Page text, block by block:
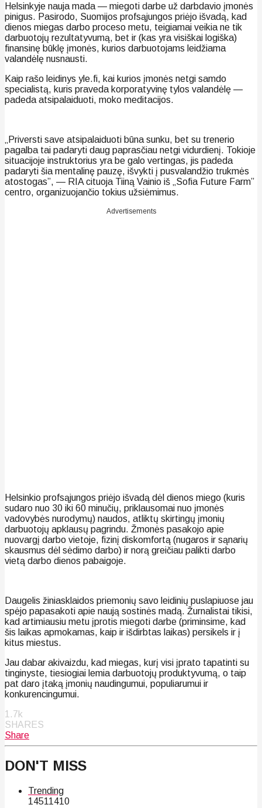
Helsinkyje nauja mada — miegoti darbe už darbdavio įmonės
pinigus. Pasirodo, Suomijos profsąjungos priėjo išvadą, kad
dienos miegas darbo proceso metu, teigiamai veikia ne tik
darbuotojų rezultatyvumą, bet ir (kas yra visiškai logiška)
finansinę būklę įmonės, kurios darbuotojams leidžiama
valandėlę nusnausti.
Kaip rašo leidinys yle.fi, kai kurios įmonės netgi samdo
specialistą, kuris praveda korporatyvinę tylos valandėlę —
padeda atsipalaiduoti, moko meditacijos.
„Priversti save atsipalaiduoti būna sunku, bet su trenerio
pagalba tai padaryti daug paprasčiau netgi vidurdienį. Tokioje
situacijoje instruktorius yra be galo vertingas, jis padeda
padaryti šia mentalinę pauzę, išvykti į pusvalandžio trukmės
atostogas”, — RIA cituoja Tiiną Vainio iš „Sofia Future Farm”
centro, organizuojančio tokius užsiėmimus.
Advertisements
Helsinkio profsąjungos priėjo išvadą dėl dienos miego (kuris
sudaro nuo 30 iki 60 minučių, priklausomai nuo įmonės
vadovybės nurodymų) naudos, atliktų skirtingų įmonių
darbuotojų apklausų pagrindu. Žmonės pasakojo apie
nuovargį darbo vietoje, fizinį diskomfortą (nugaros ir sąnarių
skausmus dėl sėdimo darbo) ir norą greičiau palikti darbo
vietą darbo dienos pabaigoje.
Daugelis žiniasklaidos priemonių savo leidinių puslapiuose jau
spėjo papasakoti apie naują sostinės madą. Žurnalistai tikisi,
kad artimiausiu metu įprotis miegoti darbe (priminsime, kad
šis laikas apmokamas, kaip ir išdirbtas laikas) persikels ir į
kitus miestus.
Jau dabar akivaizdu, kad miegas, kurį visi įprato tapatinti su
tinginyste, tiesiogiai lemia darbuotojų produktyvumą, o taip
pat daro įtaką įmonių naudingumui, populiarumui ir
konkurencingumui.
1.7k
SHARES
Share
DON'T MISS
Trending
14511410